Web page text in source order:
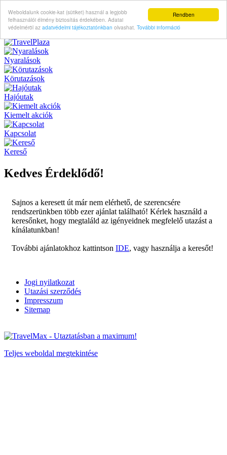
Rendben
Weboldalunk cookie-kat (sütiket) használ a legjobb
felhasználói élmény biztosítás érdekében. Adatai
védelméröl az adatvédelmi tájékoztatónkban olvashat. További információ
Nyaralások
Körutazások
Hajóutak
Kiemelt akciók
Kapcsolat
Kereső
Kedves Érdeklődő!
Sajnos a keresett út már nem elérhető, de szerencsére
rendszerünkben több ezer ajánlat található! Kérlek használd a
keresőnket, hogy megtaláld az igényeidnek megfelelő utazást a
kínálatunkban!
További ajánlatokhoz kattintson IDE, vagy használja a keresőt!
Jogi nyilatkozat
Utazási szerződés
Impresszum
Sitemap
Teljes weboldal megtekintése